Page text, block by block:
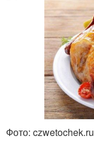
Фото: czwetochek.ru